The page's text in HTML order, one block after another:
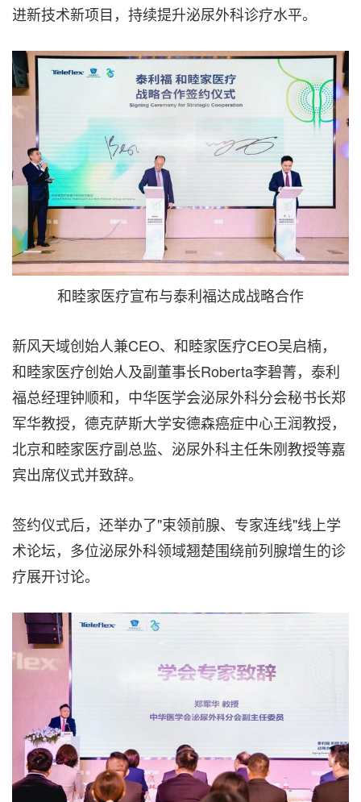
进新技术新项目，持续提升泌尿外科诊疗水平。
和睦家医疗宣布与泰利福达成战略合作
新风天域创始人兼CEO、和睦家医疗CEO吴启楠，
和睦家医疗创始人及副董事长Roberta李碧菁，泰利
福总经理钟顺和，中华医学会泌尿外科分会秘书长郑
军华教授，德克萨斯大学安德森癌症中心王润教授，
北京和睦家医疗副总监、泌尿外科主任朱刚教授等嘉
宾出席仪式并致辞。
签约仪式后，还举办了"束领前腺、专家连线"线上学
术论坛，多位泌尿外科领域翘楚围绕前列腺增生的诊
疗展开讨论。